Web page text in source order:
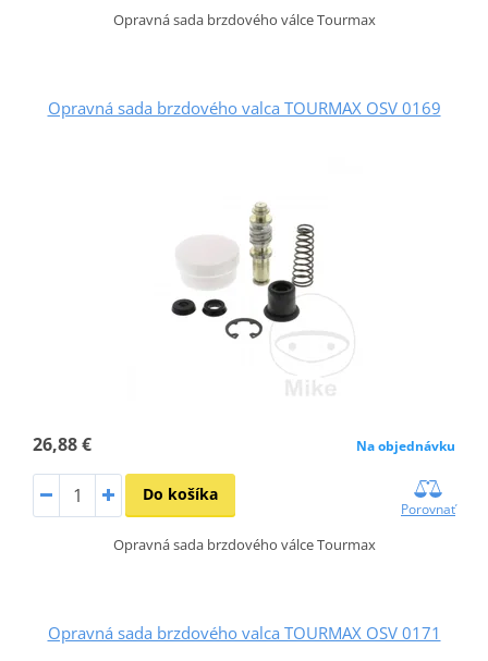
Opravná sada brzdového válce Tourmax
Opravná sada brzdového valca TOURMAX OSV 0169
26,88 € Na objednávku
Do košíka
Porovnať
Opravná sada brzdového válce Tourmax
Opravná sada brzdového valca TOURMAX OSV 0171